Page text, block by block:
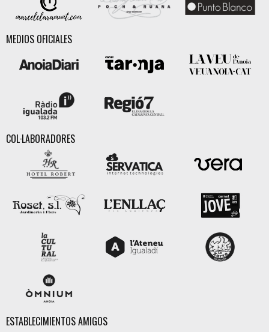
MEDIOS OFICIALES
COL·LABORADORES
ESTABLECIMIENTOS AMIGOS